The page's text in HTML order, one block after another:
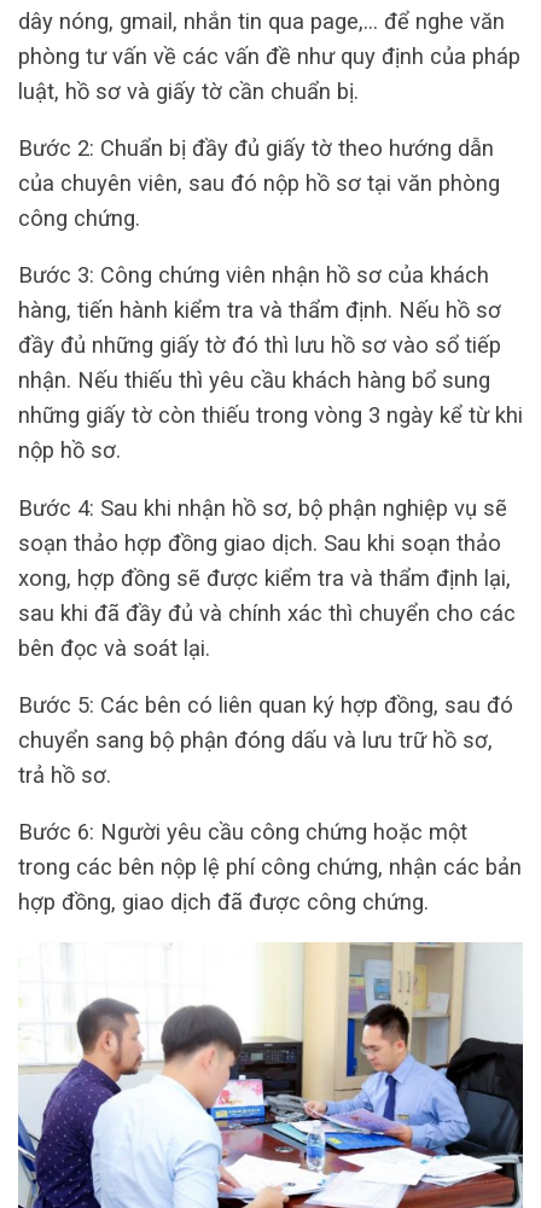
dây nóng, gmail, nhắn tin qua page,… để nghe văn
phòng tư vấn về các vấn đề như quy định của pháp
luật, hồ sơ và giấy tờ cần chuẩn bị.
Bước 2: Chuẩn bị đầy đủ giấy tờ theo hướng dẫn
của chuyên viên, sau đó nộp hồ sơ tại văn phòng
công chứng.
Bước 3: Công chứng viên nhận hồ sơ của khách
hàng, tiến hành kiểm tra và thẩm định. Nếu hồ sơ
đầy đủ những giấy tờ đó thì lưu hồ sơ vào sổ tiếp
nhận. Nếu thiếu thì yêu cầu khách hàng bổ sung
những giấy tờ còn thiếu trong vòng 3 ngày kể từ khi
nộp hồ sơ.
Bước 4: Sau khi nhận hồ sơ, bộ phận nghiệp vụ sẽ
soạn thảo hợp đồng giao dịch. Sau khi soạn thảo
xong, hợp đồng sẽ được kiểm tra và thẩm định lại,
sau khi đã đầy đủ và chính xác thì chuyển cho các
bên đọc và soát lại.
Bước 5: Các bên có liên quan ký hợp đồng, sau đó
chuyển sang bộ phận đóng dấu và lưu trữ hồ sơ,
trả hồ sơ.
Bước 6: Người yêu cầu công chứng hoặc một
trong các bên nộp lệ phí công chứng, nhận các bản
hợp đồng, giao dịch đã được công chứng.